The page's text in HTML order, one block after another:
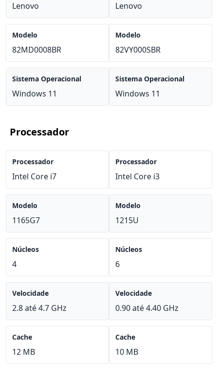
Lenovo
Modelo
82MD0008BR
Sistema Operacional
Windows 11
Lenovo
Modelo
82VY000SBR
Sistema Operacional
Windows 11
Processador
Processador
Intel Core i7
Modelo
1165G7
Núcleos
4
Velocidade
2.8 até 4.7 GHz
Cache
12 MB
Processador
Intel Core i3
Modelo
1215U
Núcleos
6
Velocidade
0.90 até 4.40 GHz
Cache
10 MB